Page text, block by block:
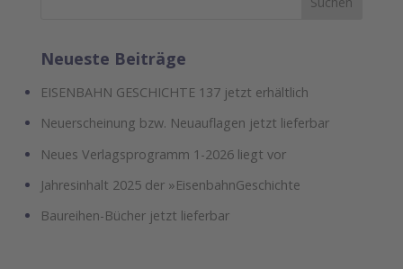
Neueste Beiträge
EISENBAHN GESCHICHTE 137 jetzt erhältlich
Neuerscheinung bzw. Neuauflagen jetzt lieferbar
Neues Verlagsprogramm 1-2026 liegt vor
Jahresinhalt 2025 der »EisenbahnGeschichte
Baureihen-Bücher jetzt lieferbar